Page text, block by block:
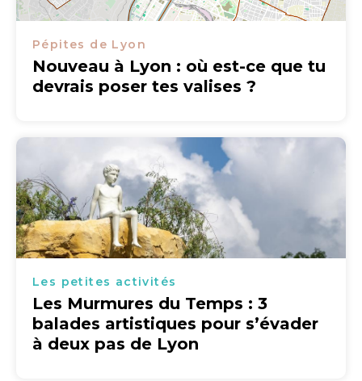
Pépites de Lyon
Nouveau à Lyon : où est-ce que tu
devrais poser tes valises ?
Les petites activités
Les Murmures du Temps : 3
balades artistiques pour s’évader
à deux pas de Lyon